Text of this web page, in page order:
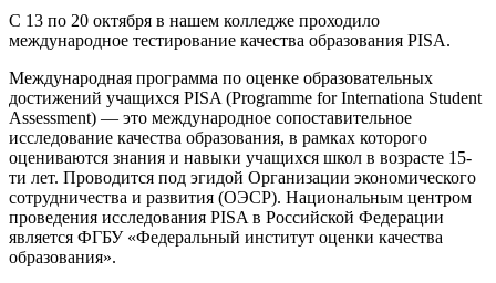
С 13 по 20 октября в нашем колледже проходило
международное тестирование качества образования PISA.
Международная программа по оценке образовательных
достижений учащихся PISA (Programme for Internationa Student
Assessment) — это международное сопоставительное
исследование качества образования, в рамках которого
оцениваются знания и навыки учащихся школ в возрасте 15-
ти лет. Проводится под эгидой Организации экономического
сотрудничества и развития (ОЭСР). Национальным центром
проведения исследования PISA в Российской Федерации
является ФГБУ «Федеральный институт оценки качества
образования».